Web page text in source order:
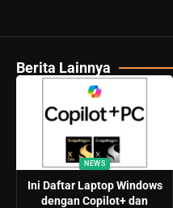
Berita Lainnya
NEWS
Ini Daftar Laptop Windows
dengan Copilot+ dan